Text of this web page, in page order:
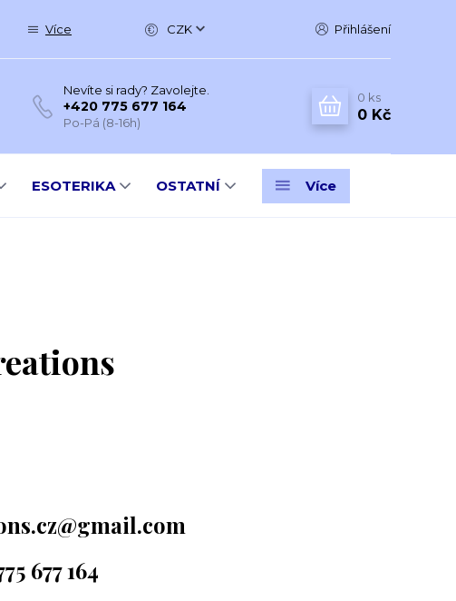
Více CZK Přihlášení
Nevíte si rady? Zavolejte.
+420 775 677 164
Po-Pá (8-16h)
0 ks
0 Kč
ESOTERIKA OSTATNÍ Více
677 164